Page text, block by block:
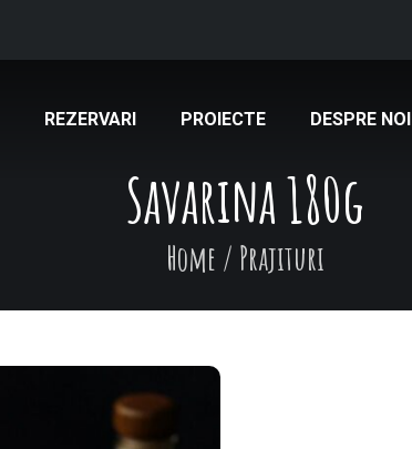
REZERVARI PROIECTE DESPRE NOI
Savarina 180g
Home / Prajituri